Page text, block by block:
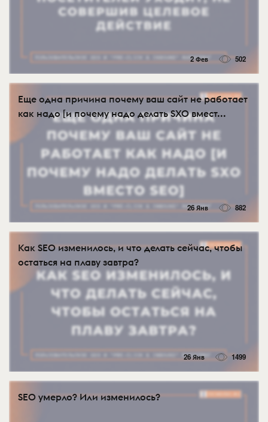
2 Фев 502
Еще одна причина почему ваш сайт не работает
как надо [и почему надо делать SXO вмест...
26 Янв 882
Как SEO изменилось, и что делать сейчас, чтобы
остаться на плаву завтра?
26 Янв 1499
SEO умерло? Или изменилось?